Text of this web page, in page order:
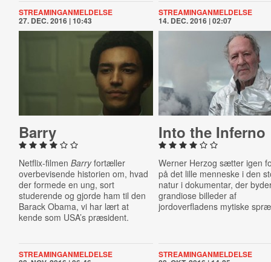
STREAMINGANMELDELSE
27. DEC. 2016 | 10:43
Barry
Netflix-filmen Barryfortæller
overbevisende historien om, hvad
der formede en ung, sort
studerende og gjorde ham til den
Barack Obama, vi har lært at
kende som USA’s præsident.
STREAMINGANMELDELSE
14. DEC. 2016 | 02:07
Into the Inferno
Werner Herzog sætter igen
på det lille menneske i den
natur i dokumentar, der
grandiose billeder af
jordoverfladens mytiske
STREAMINGANMELDELSE STREAMINGANMELDELSE